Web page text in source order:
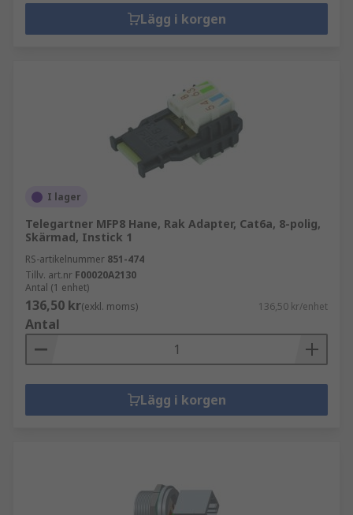
Lägg i korgen
I lager
Telegartner MFP8 Hane, Rak Adapter, Cat6a, 8-polig,
Skärmad, Instick 1
RS-artikelnummer 851-474
Tillv. art.nr F00020A2130
Antal (1 enhet)
136,50 kr(exkl. moms) 136,50 kr/enhet
Antal
Lägg i korgen